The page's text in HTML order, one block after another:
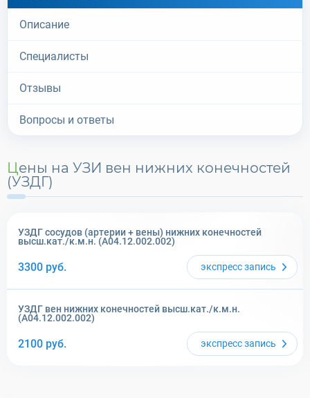
Описание
Специалисты
Отзывы
Вопросы и ответы
Цены на УЗИ вен нижних конечностей
(УЗДГ)
УЗДГ сосудов (артерии + вены) нижних конечностей
высш.кат./к.м.н. (A04.12.002.002)
3300 руб. экспрессзапись
УЗДГ вен нижних конечностей высш.кат./к.м.н.
(A04.12.002.002)
2100 руб. экспрессзапись